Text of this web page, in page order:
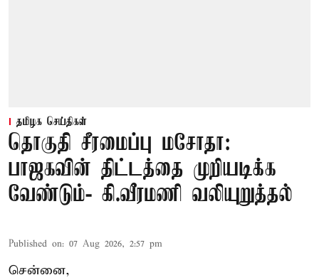
தமிழக செய்திகள்
தொகுதி சீரமைப்பு மசோதா:
பாஜகவின் திட்டத்தை முறியடிக்க
வேண்டும்- கி.வீரமணி வலியுறுத்தல்
Published on: 07 Aug 2026, 2:57 pm
சென்னை,